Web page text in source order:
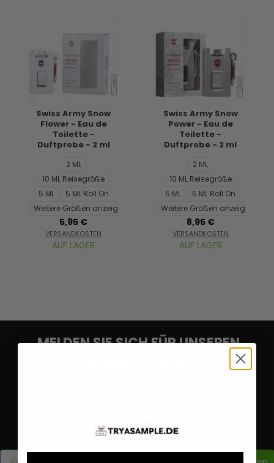
Swiss Army Snow
Flower - Eau de
Toilette -
Duftprobe - 2 ml
2 ML
10 ML Reisegröße
5 ML
5 ML Roll On
Weitere Größen anzeigen...
5,95 €
VERSANDKOSTEN
AUF LAGER
Swiss Army Snow
Power - Eau de
Toilette -
Duftprobe - 2 ml
2 ML
10 ML Reisegröße
5 ML
5 ML Roll On
Weitere Größen anzeigen...
8,95 €
VERSANDKOSTEN
AUF LAGER
MELDEN SIE SICH FÜR UNSEREN
indem SieHIERklicken.